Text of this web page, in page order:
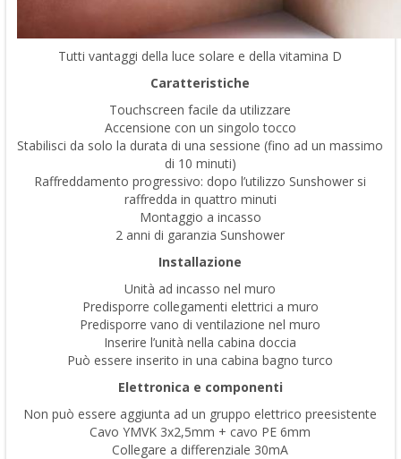
Tutti vantaggi della luce solare e della vitamina D
Caratteristiche
Touchscreen facile da utilizzare
Accensione con un singolo tocco
Stabilisci da solo la durata di una sessione (fino ad un massimo
di 10 minuti)
Raffreddamento progressivo: dopo l’utilizzo Sunshower si
raffredda in quattro minuti
Montaggio a incasso
2 anni di garanzia Sunshower
Installazione
Unità ad incasso nel muro
Predisporre collegamenti elettrici a muro
Predisporre vano di ventilazione nel muro
Inserire l’unità nella cabina doccia
Può essere inserito in una cabina bagno turco
Elettronica e componenti
Non può essere aggiunta ad un gruppo elettrico preesistente
Cavo YMVK 3x2,5mm + cavo PE 6mm
Collegare a differenziale 30mA